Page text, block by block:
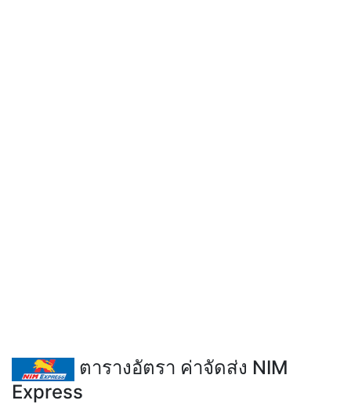
ตารางอัตรา ค่าจัดส่ง NIM
Express